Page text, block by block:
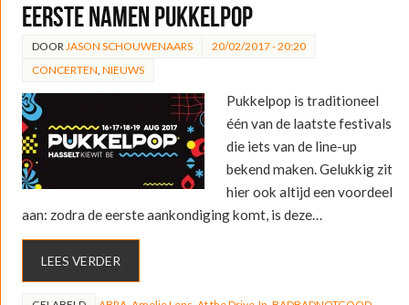
eerste namen Pukkelpop
DOOR JASON SCHOUWENAARS
20/02/2017 - 20:20
CONCERTEN NIEUWS
Pukkelpop is traditioneel
één van de laatste festivals
die iets van de line-up
bekend maken. Gelukkig zit
hier ook altijd een voordeel
aan: zodra de eerste aankondiging komt, is deze…
LEES VERDER